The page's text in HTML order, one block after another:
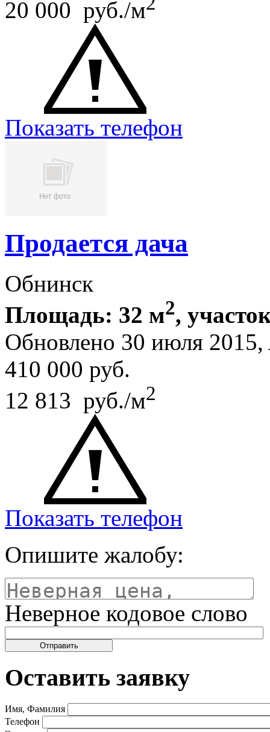
20 000 руб./м
Показать телефон
Продается дача
Обнинск
Площадь: 32 м2,
Обновлено 30 июля 2015,
410 000 руб.
12 813 руб./м2
Показать телефон
Опишите жалобу:
Неверное кодовое слово
Оставить заявку
Имя, Фамилия
Телефон